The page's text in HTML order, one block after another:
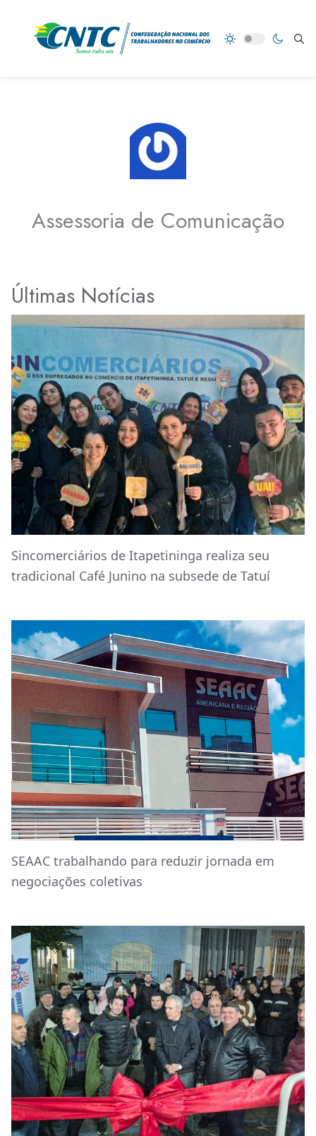
Assessoria de Comunicação
Últimas Notícias
Sincomerciários de Itapetininga realiza seu
tradicional Café Junino na subsede de Tatuí
SEAAC trabalhando para reduzir jornada em
negociações coletivas